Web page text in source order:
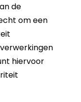
de
om een
hiervoor